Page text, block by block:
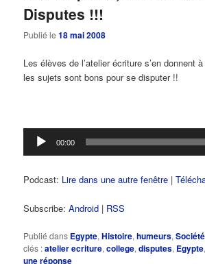
Disputes !!!
Publié le18 mai 2008
Les élèves de l’atelier écriture s’en donnent
les sujets sont bons pour se disputer !!
Lecteur
audio
00:00
Podcast: Lire dans une autre fenêtre |
Subscribe:Android | RSS
Publié dans Egypte,Histoire,humeurs,Société
clés :atelier ecriture,college,disputes, Egypte
une réponse